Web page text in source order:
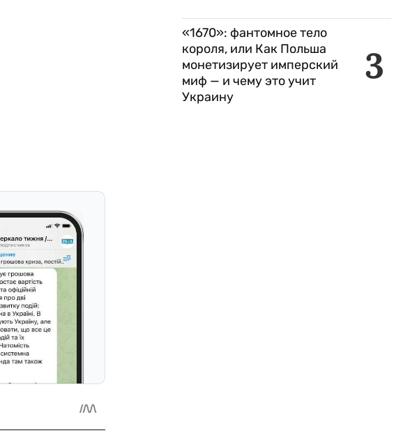
3
«1670»: фантомное тело
короля, или Как Польша
монетизирует имперский
миф — и чему это учит
Украину